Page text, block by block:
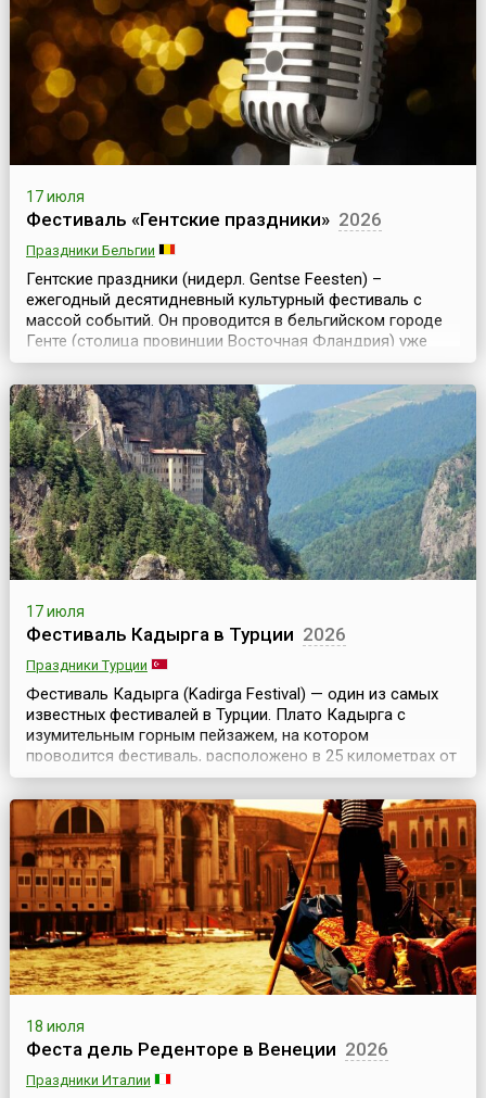
художественным руководителем стал Мартин Тайсо...
17 июля
Фестиваль «Гентские праздники» 2026
Праздники Бельгии
Гентские праздники (нидерл. Gentse Feesten) –
ежегодный десятидневный культурный фестиваль с
массой событий. Он проводится в бельгийском городе
Генте (столица провинции Восточная Фландрия) уже
более 160 лет и считается одним из самых крупных и
интересных в Европе. Программа включает бесплатные
музыкальные выступления, открытые уроки танцев,
выступления уличных театров и многое другое.
Действие...
17 июля
Фестиваль Кадырга в Турции 2026
Праздники Турции
Фестиваль Кадырга (Kadirga Festival) — один из самых
известных фестивалей в Турции. Плато Кадырга с
изумительным горным пейзажем, на котором
проводится фестиваль, расположено в 25 километрах от
города Тоня провинции Трабзон (Trabzon).Жители
примыкающих к плато районов собираются на плато на
третьей неделе июля и три дня проводят в шумном
веселье. Некоторые из фестивальных мероприятий
предп...
18 июля
Феста дель Реденторе в Венеции 2026
Праздники Италии